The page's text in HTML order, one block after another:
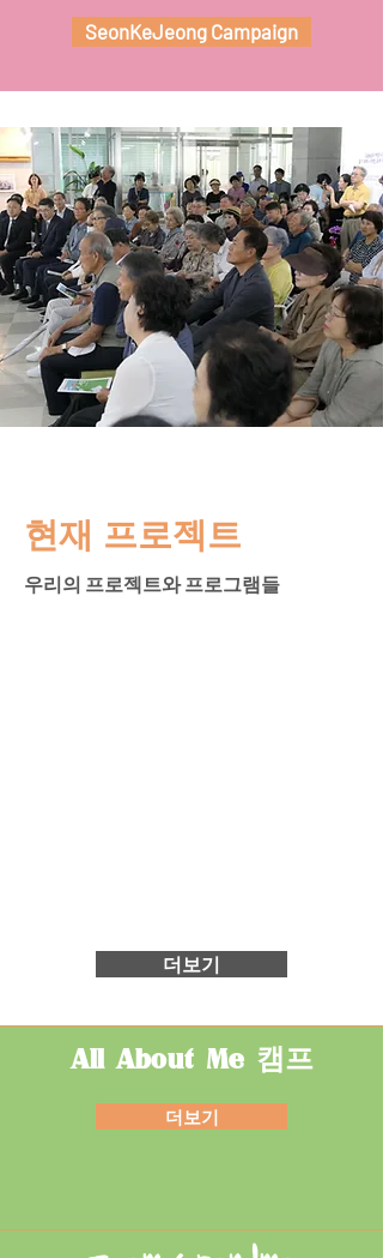
SeonKeJeong Campaign
현재 프로젝트
우리의 프로젝트와 프로그램들
더보기
All About Me 캠프
더보기